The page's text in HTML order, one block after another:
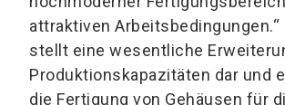
attraktiven Arbeitsbedingungen.“
stellt eine wesentliche
Produktionskapazitäten dar und
die Fertigung von Gehäusen für